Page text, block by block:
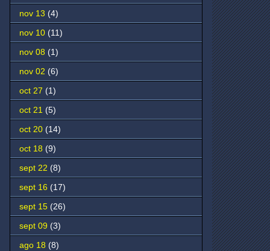
nov 13 (4)
nov 10 (11)
nov 08 (1)
nov 02 (6)
oct 27 (1)
oct 21 (5)
oct 20 (14)
oct 18 (9)
sept 22 (8)
sept 16 (17)
sept 15 (26)
sept 09 (3)
ago 18 (8)